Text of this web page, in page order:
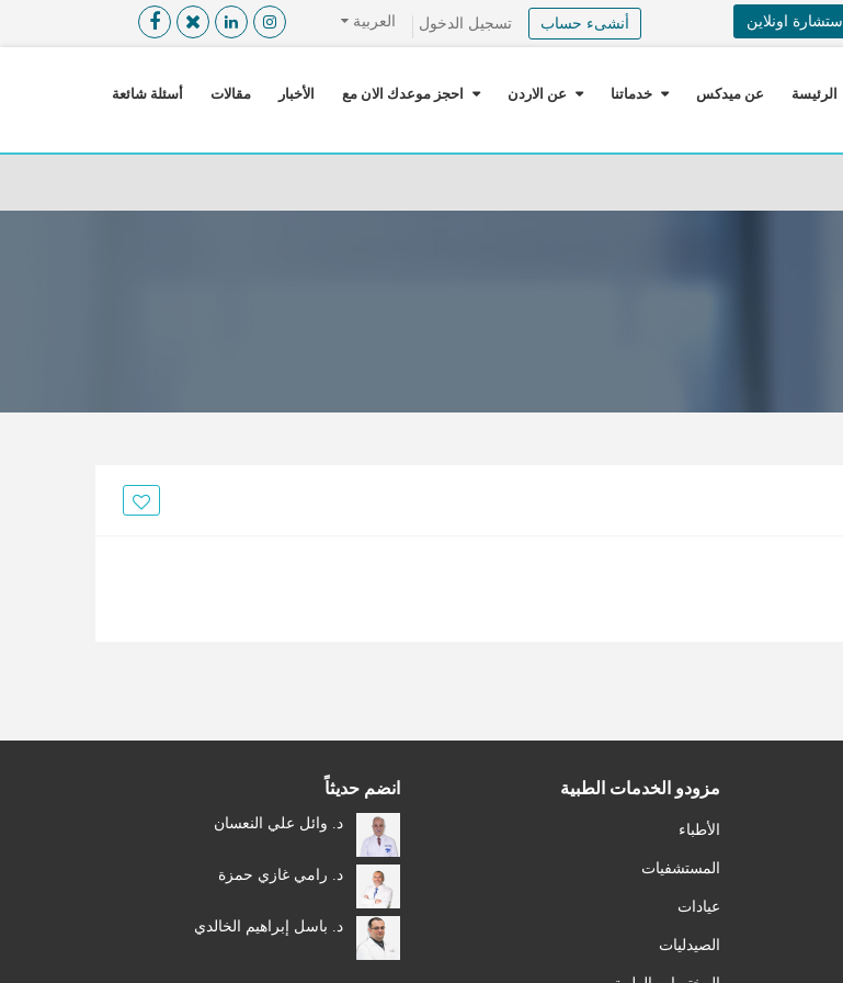
القائمة X
العربية تسجيل الدخول استشارة اونلاين أنشىء حساب
الرئيسة عن ميدكس خدماتنا عن الاردن احجز موعدك الان مع الأخبار مقالات أسئلة شائعة
مزودو الخدمات الطبية
الأطباء
المستشفيات
عيادات
الصيدليات
انضم حديثاً
د. وائل علي النعسان
د. رامي غازي حمزة
د. باسل إبراهيم الخالدي